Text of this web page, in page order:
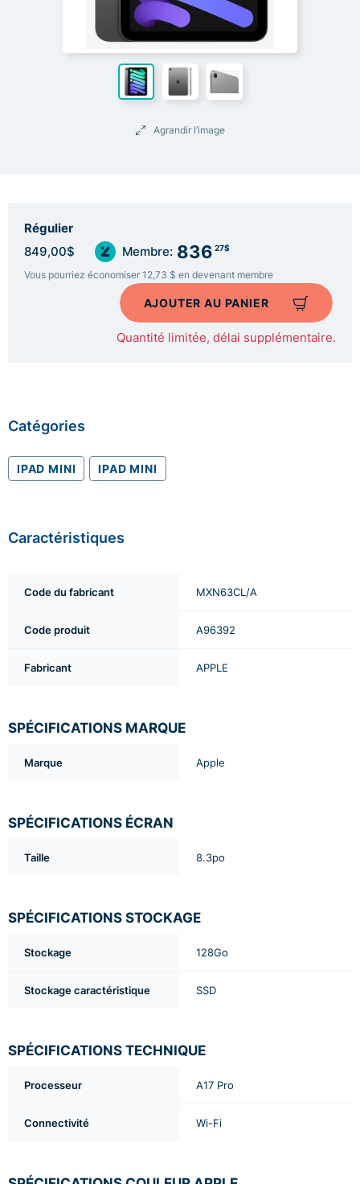
Agrandir l’image
Régulier
849,00$ Membre: 836 27$
Vous pourriez économiser 12,73 $ en devenant membre
AJOUTER AU PANIER
Quantité limitée, délai supplémentaire.
Catégories
IPAD MINI IPAD MINI
Caractéristiques
Code du fabricant MXN63CL/A
Code produit A96392
Fabricant APPLE
SPÉCIFICATIONS MARQUE
Marque Apple
SPÉCIFICATIONS ÉCRAN
Taille 8.3po
SPÉCIFICATIONS STOCKAGE
Stockage 128Go
Stockage caractéristique SSD
SPÉCIFICATIONS TECHNIQUE
Processeur A17 Pro
Connectivité Wi-Fi